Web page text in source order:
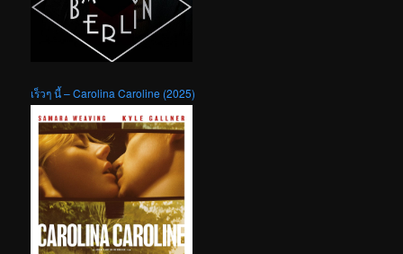
เร็วๆ นี้ – Carolina Caroline (2025)